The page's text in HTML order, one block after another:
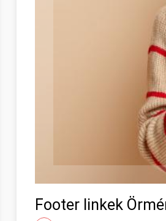
Footer linkek